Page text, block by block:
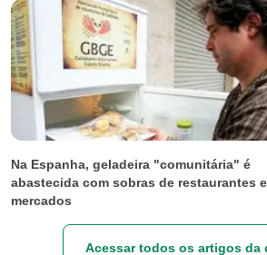
Na Espanha, geladeira "comunitária" é
abastecida com sobras de restaurantes e
mercados
Acessar todos os artigos da